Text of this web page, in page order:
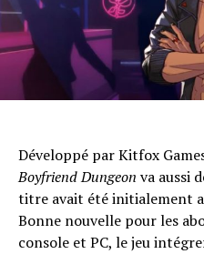
Développé par Kitfox
Boyfriend Dungeon va aussi
titre avait été initialement
Bonne nouvelle pour les
console et PC, le jeu